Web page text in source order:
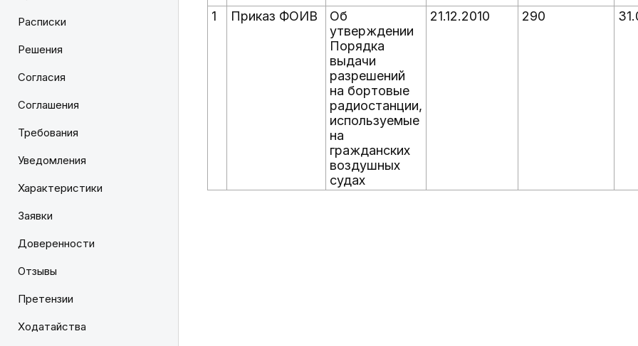
Расписки
Решения
Согласия
Соглашения
Требования
Уведомления
Характеристики
Заявки
Доверенности
Отзывы
Претензии
Ходатайства
1 Приказ ФОИВ
Об
утверждении
Порядка
выдачи
разрешений
на бортовые
радиостанции,
используемые
на
гражданских
воздушных
судах
21.12.2010 290